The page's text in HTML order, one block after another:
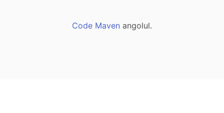
Code Maven angolul.